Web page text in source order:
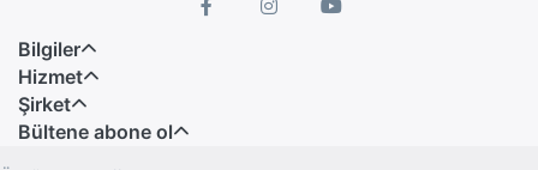
Bilgiler
Hizmet
Şirket
Bültene abone ol